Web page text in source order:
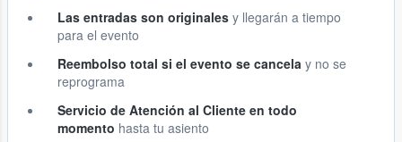
Las entradas son originales y llegarán a tiempo
para el evento
Reembolso total si el evento se cancela y no se
reprograma
Servicio de Atención al Cliente en todo
momento hasta tu asiento